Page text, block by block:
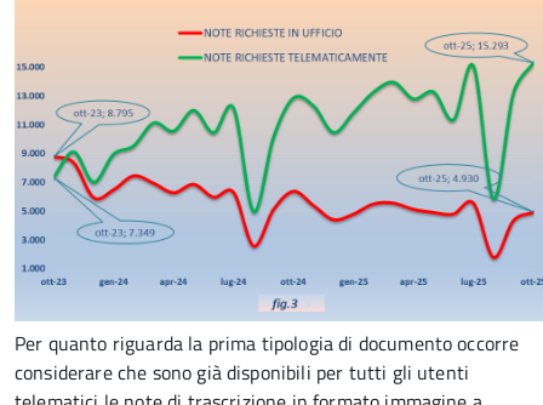
Per quanto riguarda la prima tipologia di documento occorre
considerare che sono già disponibili per tutti gli utenti